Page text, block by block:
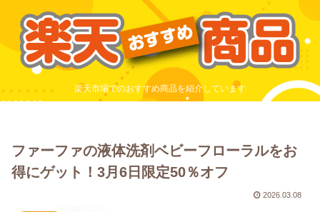
楽天市場でのおすすめ商品を紹介しています
ファーファの液体洗剤ベビーフローラルをお
得にゲット！3月6日限定50％オフ
2026.03.08